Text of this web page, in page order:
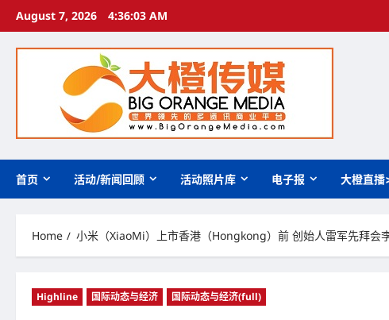
Skip
content
August 7, 2026 4:36:04 AM
首页 活动/新闻回顾 活动照片库 电子报 大橙直
Home 小米（XiaoMi）上市香港（Hongkong）前 创始人雷军先拜会
Highline 国际动态与经济 国际动态与经济(full)